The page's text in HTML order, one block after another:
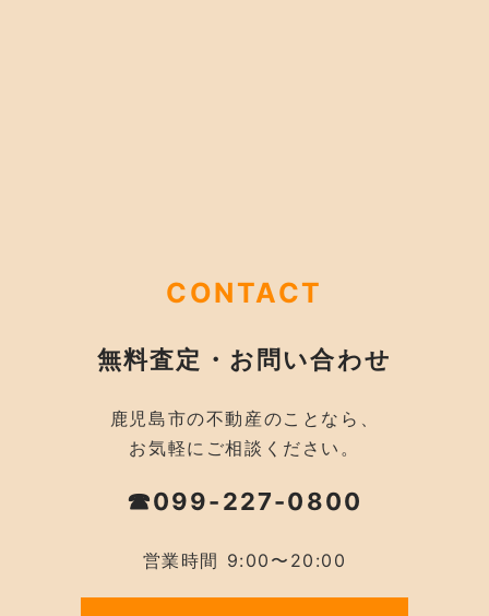
CONTACT
無料査定・お問い合わせ
鹿児島市の不動産のことなら、
お気軽にご相談ください。
☎099-227-0800
営業時間 9:00〜20:00